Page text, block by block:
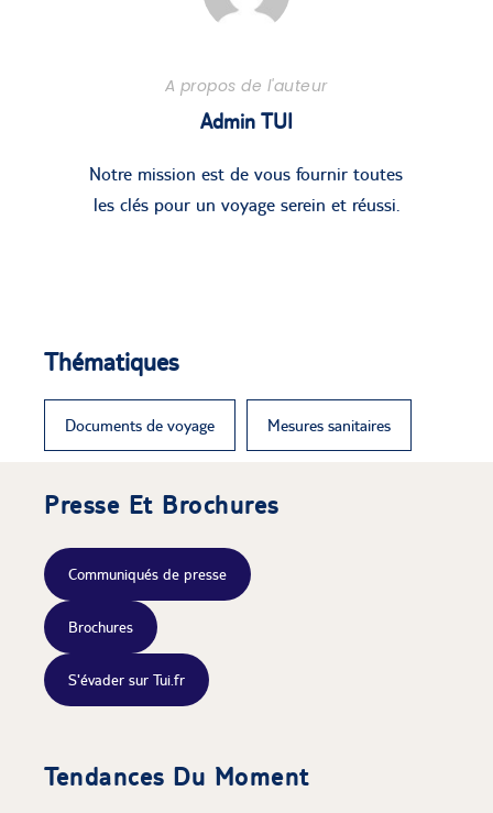
A propos de l'auteur
Admin TUI
Notre mission est de vous fournir toutes
les clés pour un voyage serein et réussi.
Thématiques
Documents de voyage Mesures sanitaires
Presse Et Brochures
Communiqués de presse
Brochures
S'évader sur Tui.fr
Tendances Du Moment